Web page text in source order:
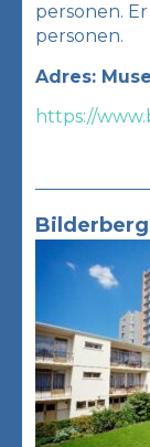
personen.
personen.
Adres:
https://